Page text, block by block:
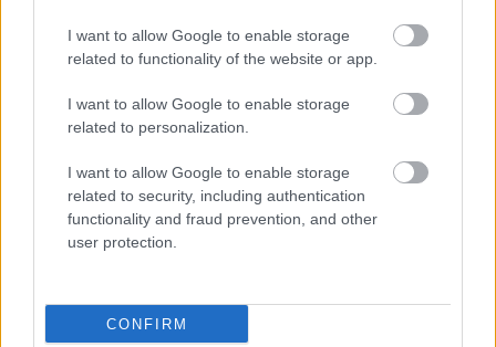
I want to allow Google to enable storage
related to functionality of the website or app.
I want to allow Google to enable storage
related to personalization.
I want to allow Google to enable storage
related to security, including authentication
functionality and fraud prevention, and other
user protection.
CONFIRM
elfeledte, hogy egy
járunk
BY:ARMINVFABIAN2020. OKT 26.
Tavasz végén írtam már cikket arról, hogy mit is
digitális oktatást a hibrid váltotta fel, miközben a
vírushoz való hozzáállás is változott – kár, hogy